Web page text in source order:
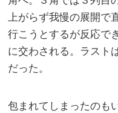
上がらず我慢の展開で
行こうとするが反応で
に交わされる。ラスト
だった。
包まれてしまったのも